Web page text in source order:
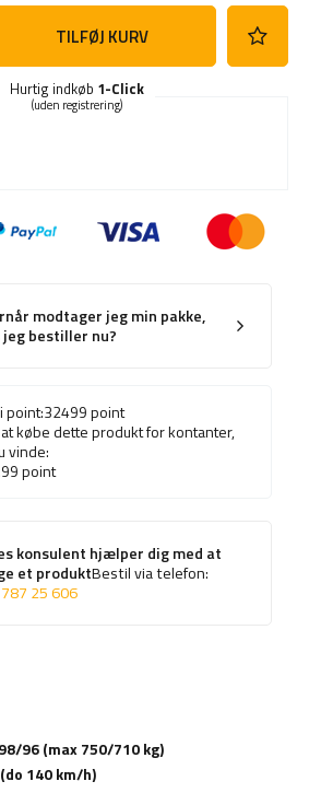
TILFØJ KURV
Hurtig indkøb 1-Click
(uden registrering)
modtager jeg min pakke,
jeg bestiller nu?
point:32499point
købe dette produkt for kontanter,
vinde:
point
konsulent hjælper dig med at
et produktBestil via telefon:
25 606
98/96 (max 750/710 kg)
140 km/h)